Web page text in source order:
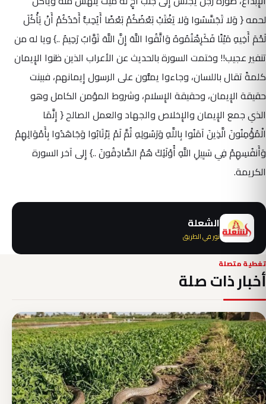
لحمه { وَلا تَجَسَّسُوا وَلا يَغْتَبْ بَعْضُكُمْ بَعْضًا أَيُحِبُّ أَحَدُكُمْ أَنْ يَأْكُلَ
لَحْمَ أَخِيهِ مَيْتًا فَكَرِهْتُمُوهُ وَاتَّقُوا اللَّهَ إِنَّ اللَّهَ تَوَّابٌ رَحِيمٌ ..} ويا له من
تنفير عجيب!! وختمت السورة بالحديث عن الأعراب الذين ظنوا الإِيمان
كلمةً تقال باللسان، وجاءوا يمنُّون على الرسول إِيمانهم، فبينت
حقيقة الإِيمان، وحقيقة الإِسلام، وشروط المؤمن الكامل وهو
الذي جمع الإِيمان والإِخلاص والجهاد والعمل الصالح { إِنَّمَا
الْمُؤْمِنُونَ الَّذِينَ آمَنُوا بِاللَّهِ وَرَسُولِهِ ثُمَّ لَمْ يَرْتَابُوا وَجَاهَدُوا بِأَمْوَالِهِمْ
وَأَنفُسِهِمْ فِي سَبِيلِ اللَّهِ أُوْلَئِكَ هُمْ الصَّادِقُونَ ..} إِلى آخر السورة
الكريمة.
الشعلة
نور في الطريق
تغطية متصلة
أخبار ذات صلة